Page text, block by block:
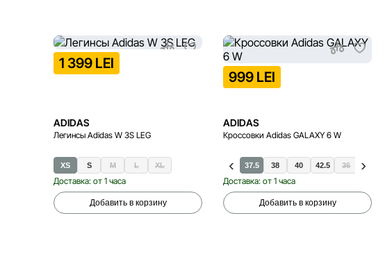
1 399 LEI
ADIDAS
Легинсы Adidas W 3S LEG
XS S M L XL
Доставка: от 1 часа
Добавить в корзину
999 LEI
ADIDAS
Кроссовки Adidas GALAXY 6 W
37.5 38 40 42.5 36 36.5
Доставка: от 1 часа
Добавить в корзину